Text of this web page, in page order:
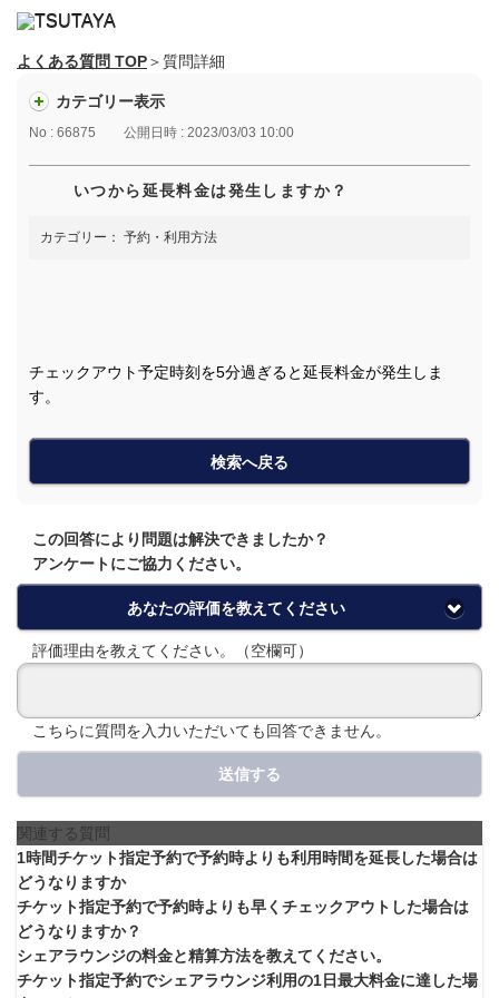
よくある質問 TOP＞質問詳細
カテゴリー表示
No : 66875 公開日時 : 2023/03/03 10:00
いつから延長料金は発生しますか？
カテゴリー： 予約・利用方法
チェックアウト予定時刻を5分過ぎると延長料金が発生しま
す。
検索へ戻る
この回答により問題は解決できましたか？
アンケートにご協力ください。
あなたの評価を教えてください
評価理由を教えてください。（空欄可）
こちらに質問を入力いただいても回答できません。
送信する
関連する質問
1時間チケット指定予約で予約時よりも利用時間を延長した場合は
どうなりますか
チケット指定予約で予約時よりも早くチェックアウトした場合は
どうなりますか？
シェアラウンジの料金と精算方法を教えてください。
チケット指定予約でシェアラウンジ利用の1日最大料金に達した場